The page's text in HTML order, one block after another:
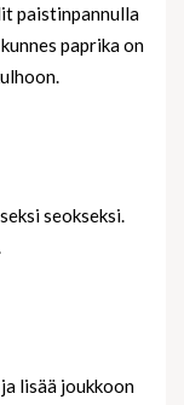
paistinpannulla
paprika on
seokseksi.
lisää joukkoon